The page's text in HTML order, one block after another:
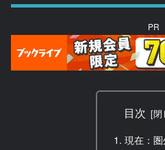
PR
目次
現在：